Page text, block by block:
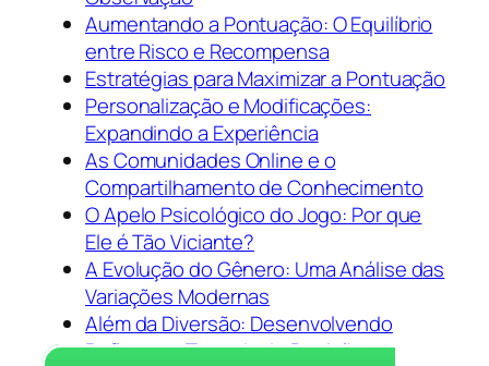
Aumentando a Pontuação: O Equilíbrio
entre Risco e Recompensa
Estratégias para Maximizar a Pontuação
Personalização e Modificações:
Expandindo a Experiência
As Comunidades Online e o
Compartilhamento de Conhecimento
O Apelo Psicológico do Jogo: Por que
Ele é Tão Viciante?
A Evolução do Gênero: Uma Análise das
Variações Modernas
Além da Diversão: Desenvolvendo
Reflexos e Tomada de Decisão